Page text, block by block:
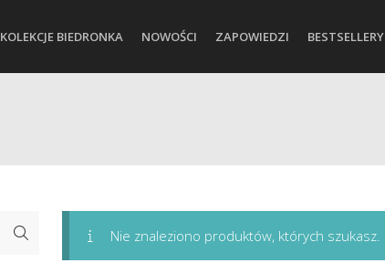
KOLEKCJE BIEDRONKA NOWOŚCI ZAPOWIEDZI BESTSELLERY
Nie znaleziono produktów, których szukasz.